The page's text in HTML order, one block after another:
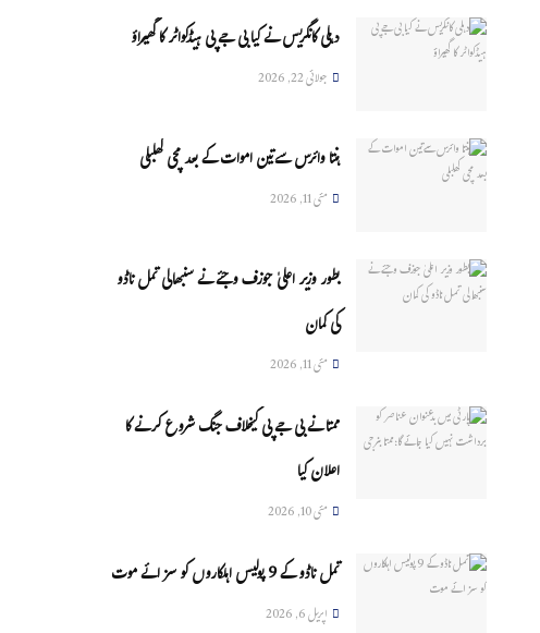
دہلی کانگریس نے کیا بی جے پی ہیڈکواٹر کا گھیراؤ
جولائی 22, 2026
ہنتا وائرس سےتین اموات کے بعد مچی کھلبلی
مئی 11, 2026
بطور وزیر اعلیٰ جوزف وجئے نے سنبھالی تمل ناڈو
کی کمان
مئی 11, 2026
ممتا نے بی جے پی کیخلاف جنگ شروع کرنے کا
اعلان کیا
مئی 10, 2026
تمل ناڈو کے 9 پولیس اہلکاروں کو سزائے موت
اپریل 6, 2026